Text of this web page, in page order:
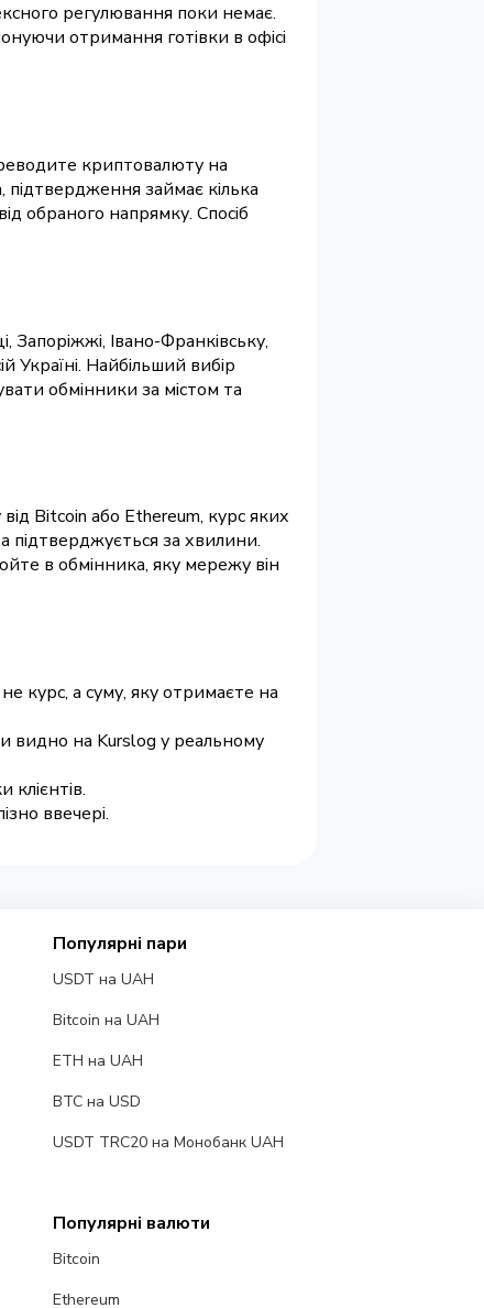
регулювання поки немає.
отримання готівки в офісі
криптовалюту на
займає кілька
обраного напрямку. Спосіб
Запоріжжі, Івано-Франківську,
Україні. Найбільший вибір
обмінники за містом та
Bitcoin або Ethereum, курс яких
підтверджується за хвилини.
в обмінника, яку мережу він
курс, а суму, яку отримаєте на
видно на Kurslog у реальному
клієнтів.
ввечері.
Популярні пари
USDT на UAH
Bitcoin на UAH
ETH на UAH
BTC на USD
USDT TRC20 на Монобанк UAH
Популярні валюти
Bitcoin
Ethereum